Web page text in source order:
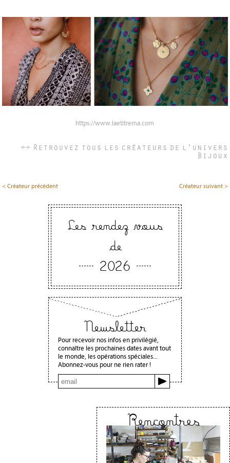
https://www.laetitrema.com
++ Retrouvez tous les créateurs de l'univers
Bijoux
< Créateur précédent Créateur suivant >
Les rendez vous
de
2026
Newsletter
Pour recevoir nos infos en privilégié,
connaître les prochaines dates avant tout
le monde, les opérations spéciales...
Abonnez-vous pour ne rien rater !
Rencontres